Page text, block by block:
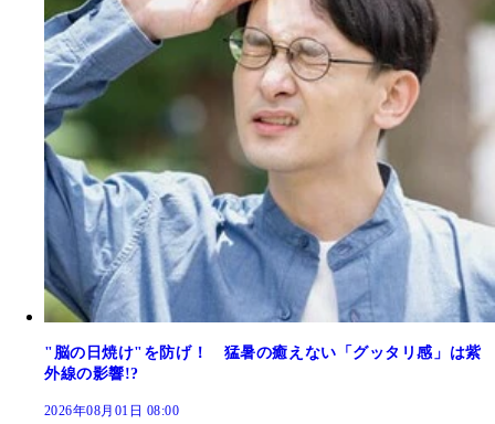
"脳の日焼け"を防げ！ 猛暑の癒えない「グッタリ感」は紫
外線の影響!?
2026年08月01日 08:00